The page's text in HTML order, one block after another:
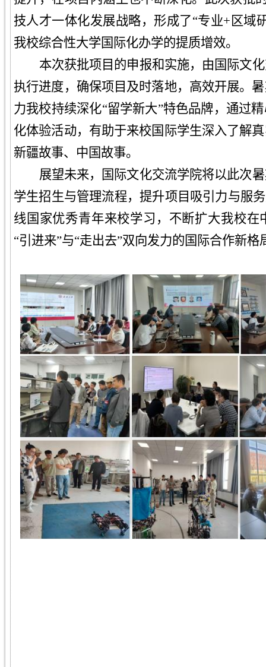
技人才一体化发展战略，形成了“专业+区域
我校综合性大学国际化办学的提质增效。
本次获批项目的申报和实施，由国际文
执行进度，确保项目 及时落地， 高效开展。
力我校持续深化“留学新大”特色品牌， 通过
化体验活动， 有助于来校国际学生深入了解
新疆故事、中国故事。
展望未来，
国际文化交流学院将以此次
学生招生与管理流程，提升项目吸引力与服
线国家优秀青年来校学习，不断扩大我校在
“引进来”与“走出去”双向发力的国际合作新格